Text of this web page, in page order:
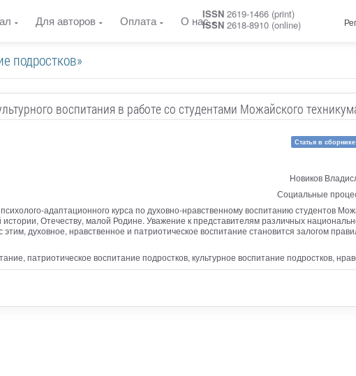
Для авторов Оплата О насISSN 2619-1466 (print)
ISSN 2618-8910 (online)
подростков»
воспитания в работе со студентами Можайского
Статья в
Новиков
Социальные
адаптационного курса по духовно-нравственному воспитанию студентов
Отечеству, малой Родине. Уважение к представителям различных
духовное, нравственное и патриотическое воспитание становится залогом
патриотическое воспитание подростков, культурное воспитание подростков,